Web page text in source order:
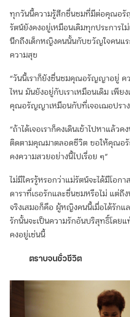
ทุกวันนี้ความรู้สึกชื่นชมที่มีต่อคุณอรั
รัตน์ยังคงอยู่เหมือนเดิมทุกประการไ
นึกถึงเด็กหญิงคนนั้นกับขวัญใจคนแร
ความสุข
“วันนี้เราก็ยังชื่นชมคุณอรัญญาอยู่ คว
ไหน มันยังอยู่กับเราเหมือนเดิม เพียง
คุณอรัญญาเหมือนกับที่เจอเฌอปราง
“ถ้าได้เจอเราก็คงเดินเข้าไปหาแล้
ติดตามคุณมาตลอดชีวิต ขอให้คุณอ
คงความสวยอย่างนี้ไปเรื่อย ๆ”
ไม่มีใครรู้หรอกว่าแม่รัตน์จะได้มีโอก
ดาราที่เธอรักและชื่นชมหรือไม่ แต่ถึ
จริงเสมอก็คือ ผู้หญิงคนนี้เมื่อได้รักแ
รักนั้นจะเป็นความรักอันบริสุทธิ์โดยแ
คงอยู่เช่นนี้
ตราบจนชั่วชีวิต